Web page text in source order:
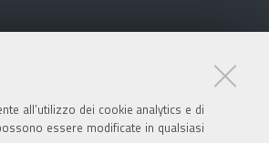
all’utilizzo dei cookie analytics e di
essere modificate in qualsiasi